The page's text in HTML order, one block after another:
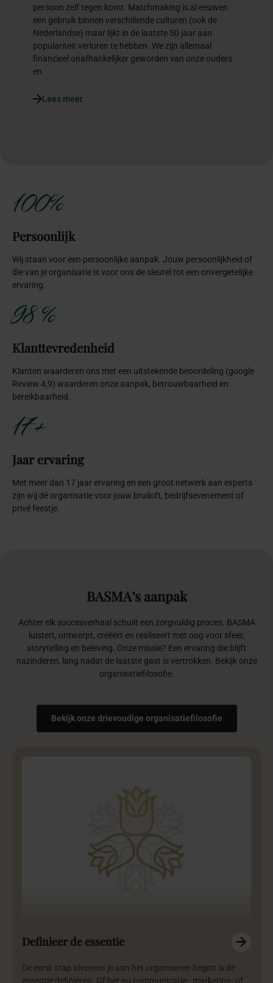
persoon zelf tegen komt. Matchmaking is al eeuwen
een gebruik binnen verschillende culturen (ook de
Nederlandse) maar lijkt in de laatste 50 jaar aan
populariteit verloren te hebben. We zijn allemaal
financieel onafhankelijker geworden van onze ouders
en
Lees meer
100%
Persoonlijk
Wij staan voor een persoonlijke aanpak. Jouw persoonlijkheid of
die van je organisatie is voor ons de sleutel tot een onvergetelijke
ervaring.
98 %
Klanttevredenheid
Klanten waarderen ons met een uitstekende beoordeling (google
Review 4,9) waarderen onze aanpak, betrouwbaarheid en
bereikbaarheid.
17+
Jaar ervaring
Met meer dan 17 jaar ervaring en een groot netwerk aan experts
zijn wij dé organisatie voor jouw bruiloft, bedrijfsevenement of
privé feestje.
BASMA’s aanpak
Achter elk succesverhaal schuilt een zorgvuldig proces. BASMA
luistert, ontwerpt, creëert en realiseert met oog voor sfeer,
storytelling en beleving. Onze missie? Een ervaring die blijft
nazinderen, lang nadat de laatste gast is vertrokken. Bekijk onze
organisatiefilosofie.
Bekijk onze drievoudige organisatiefilosofie
Definieer de essentie
De eerst stap alvorens je aan het organiseren begint is de
essentie definiëren. Of het nu communicatie-, marketing- of